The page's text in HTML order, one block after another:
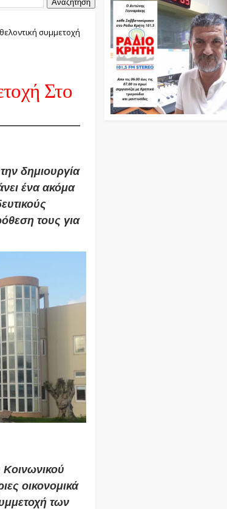
συμμετοχή
Στο
δημιουργία
ένα ακόμα
τους για
Κοινωνικού
οικονομικά
των